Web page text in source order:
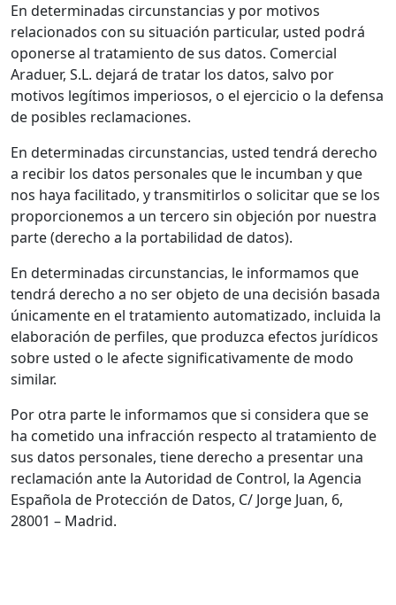
En determinadas circunstancias y por motivos
relacionados con su situación particular, usted podrá
oponerse al tratamiento de sus datos. Comercial
Araduer, S.L. dejará de tratar los datos, salvo por
motivos legítimos imperiosos, o el ejercicio o la defensa
de posibles reclamaciones.
En determinadas circunstancias, usted tendrá derecho
a recibir los datos personales que le incumban y que
nos haya facilitado, y transmitirlos o solicitar que se los
proporcionemos a un tercero sin objeción por nuestra
parte (derecho a la portabilidad de datos).
En determinadas circunstancias, le informamos que
tendrá derecho a no ser objeto de una decisión basada
únicamente en el tratamiento automatizado, incluida la
elaboración de perfiles, que produzca efectos jurídicos
sobre usted o le afecte significativamente de modo
similar.
Por otra parte le informamos que si considera que se
ha cometido una infracción respecto al tratamiento de
sus datos personales, tiene derecho a presentar una
reclamación ante la Autoridad de Control, la Agencia
Española de Protección de Datos, C/ Jorge Juan, 6,
28001 – Madrid.